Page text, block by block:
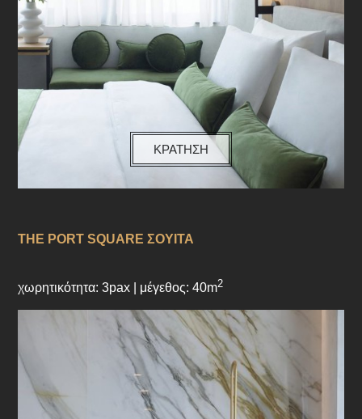
ΚΡΑΤΗΣΗ
THE PORT SQUARE ΣΟΥΙΤΑ
χωρητικότητα: 3pax | μέγεθος: 40m2